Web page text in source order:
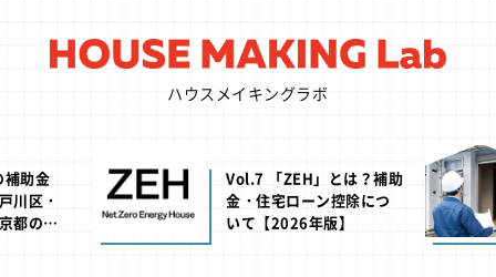
ハウスメイキングラボ
「ZEH」とは？補助
宅ローン控除につ
2026年版】
Vol.10 耐震等級1・2・3
でどう違う？耐震の基
礎！【2026年版】